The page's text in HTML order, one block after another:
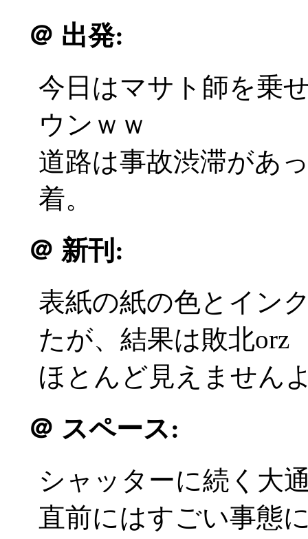
＠ 出発:
今日はマサト師を乗
ウンｗｗ
道路は事故渋滞があ
着。
＠ 新刊:
表紙の紙の色とイン
たが、結果は敗北orz
ほとんど見えません
＠ スペース:
シャッターに続く大
直前にはすごい事態